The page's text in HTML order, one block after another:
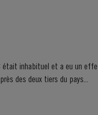
des deux tiers du pays...